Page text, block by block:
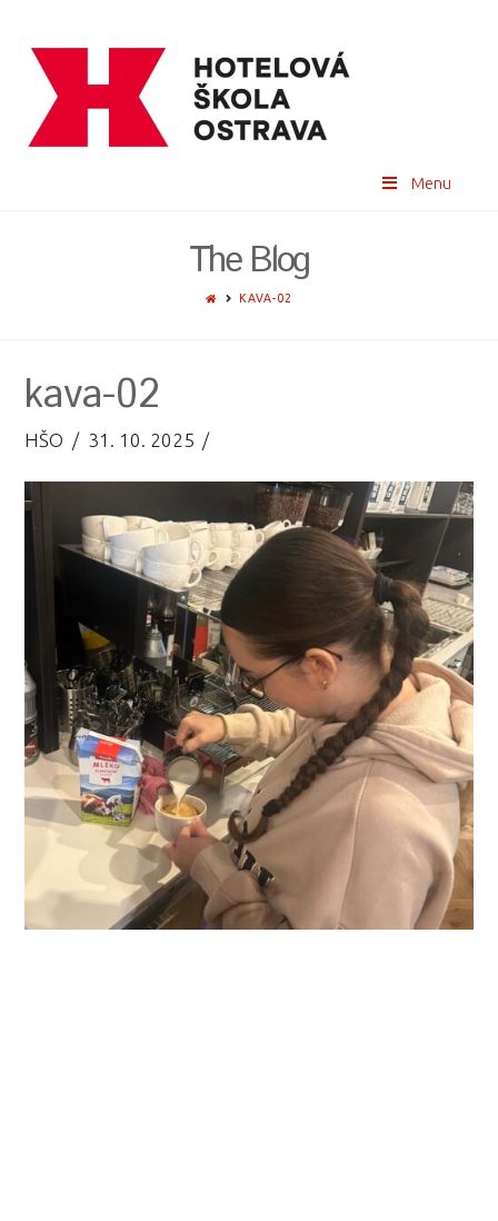
Menu
The Blog
HOMEKAVA-02
kava-02
HŠO 31. 10. 2025